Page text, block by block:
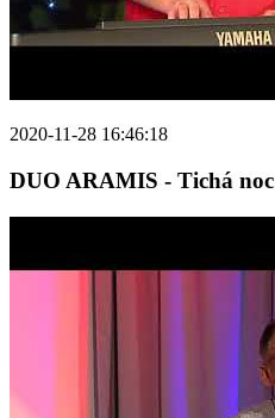
2020-11-28 16:46:18
DUO ARAMIS - Tichá noc